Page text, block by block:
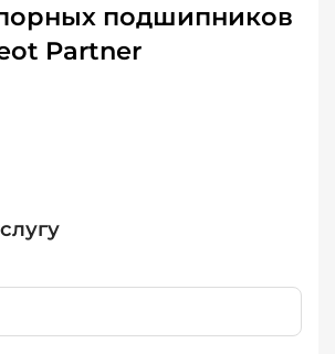
подшипников
Partner